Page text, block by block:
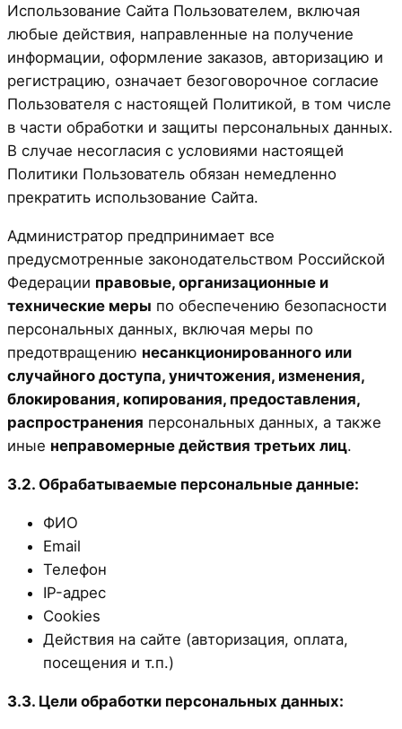
Использование Сайта Пользователем, включая
любые действия, направленные на получение
информации, оформление заказов, авторизацию и
регистрацию, означает безоговорочное согласие
Пользователя с настоящей Политикой, в том числе
в части обработки и защиты персональных данных.
В случае несогласия с условиями настоящей
Политики Пользователь обязан немедленно
прекратить использование Сайта.
Администратор предпринимает все
предусмотренные законодательством Российской
Федерации правовые, организационные и
технические меры по обеспечению безопасности
персональных данных, включая меры по
предотвращению несанкционированного или
случайного доступа, уничтожения, изменения,
блокирования, копирования, предоставления,
распространения персональных данных, а также
иные неправомерные действия третьих лиц.
3.2. Обрабатываемые персональные данные:
ФИО
Email
Телефон
IP-адрес
Cookies
Действия на сайте (авторизация, оплата,
посещения и т.п.)
3.3. Цели обработки персональных данных: